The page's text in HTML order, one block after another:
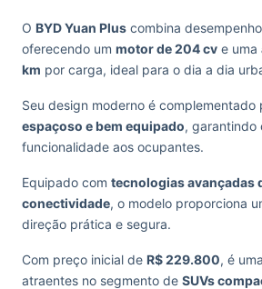
O BYD Yuan Plus combina
oferecendo um motor de 204 cv e uma
km por carga, ideal para o dia a dia
Seu design moderno é complementado
espaçoso e bem equipado, garantindo
funcionalidade aos ocupantes.
Equipado com tecnologias avançadas
conectividade, o modelo proporciona
direção prática e segura.
Com preço inicial de R$ 229.800, é
atraentes no segmento de SUVs